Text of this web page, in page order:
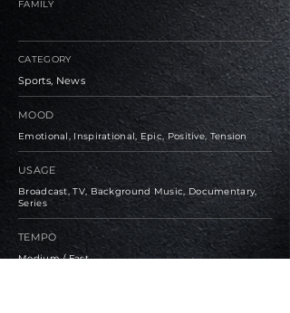
FAMILY
CATEGORY
Sports, News
MOOD
Emotional, Inspirational, Epic, Positive, Tension
USAGE
Broadcast, TV, Background Music, Documentary,
Series
TEMPO
Medium / Fast